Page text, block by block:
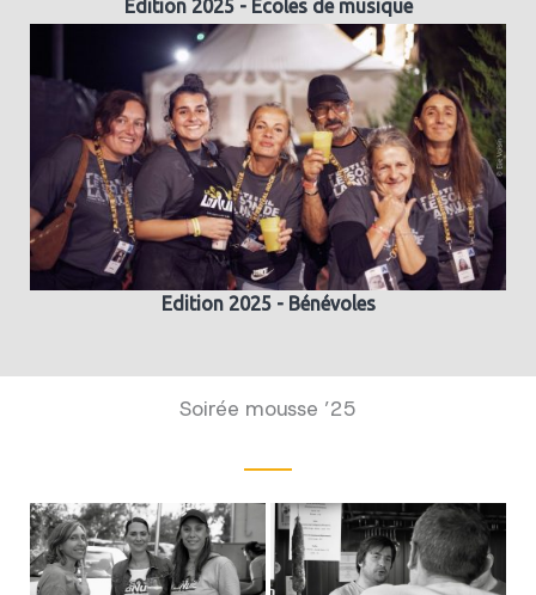
Edition 2025 - Ecoles de musique
Edition 2025 - Bénévoles
Soirée mousse ’25